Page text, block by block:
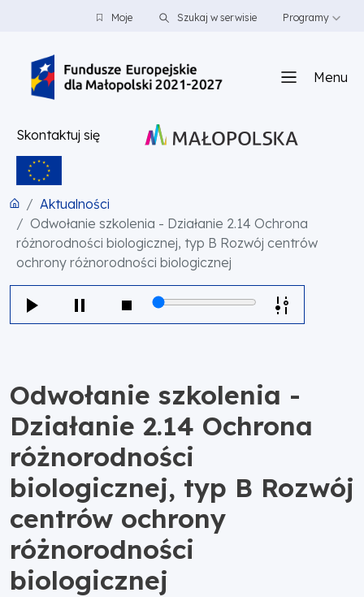
PRZEJDŹ DO TREŚCI
PRZEJDŹ DO MENUMoje Szukaj w serwisie Programy
Menu
Skontaktuj się
Aktualności
Odwołanie szkolenia - Działanie 2.14 Ochrona
różnorodności biologicznej, typ B Rozwój centrów
ochrony różnorodności biologicznej
Odwołanie szkolenia -
Działanie 2.14 Ochrona
różnorodności
biologicznej, typ B Rozwój
centrów ochrony
różnorodności
biologicznej